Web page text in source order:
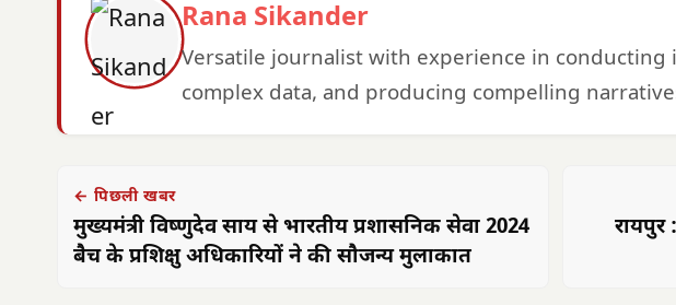
Rana Sikander
Versatile journalist with experience in
complex data, and producing compelling
← पिछली खबर
मुख्यमंत्री विष्णुदेव साय से भारतीय प्रशासनिक सेवा 2024
बैच के प्रशिक्षु अधिकारियों ने की सौजन्य मुलाकात
रायपुर